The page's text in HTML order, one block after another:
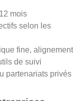
mois
selon les
fine, alignement
de suivi
partenariats privés